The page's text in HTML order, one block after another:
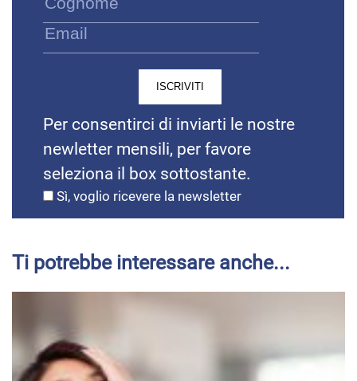
Per consentirci di inviarti le nostre
newletter mensili, per favore
seleziona il box sottostante.
Sì, voglio ricevere la newsletter
Ti potrebbe interessare anche...